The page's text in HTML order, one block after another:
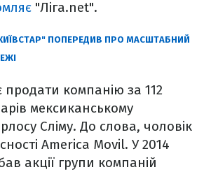
"Ліга.net".
ПОПЕРЕДИВ ПРО МАСШТАБНИЙ
компанію за 112
мексиканському
Сліму. До слова, чоловік
America Movil. У 2014
акції групи компаній